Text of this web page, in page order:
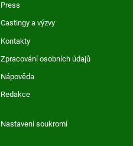
Press
Castingy a výzvy
Kontakty
Zpracování osobních údajů
Nápověda
Redakce
Nastavení soukromí